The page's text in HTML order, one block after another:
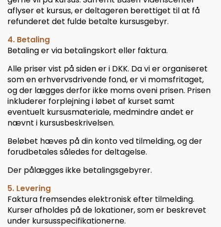
aflyser et kursus, er deltageren berettiget til at få
refunderet det fulde betalte kursusgebyr.
4. Betaling
Betaling er via betalingskort eller faktura.
Alle priser vist på siden er i DKK. Da vi er organiseret
som en erhvervsdrivende fond, er vi momsfritaget,
og der lægges derfor ikke moms oveni prisen. Prisen
inkluderer forplejning i løbet af kurset samt
eventuelt kursusmateriale, medmindre andet er
nævnt i kursusbeskrivelsen.
Beløbet hæves på din konto ved tilmelding, og der
forudbetales således for deltagelse.
Der pålægges ikke betalingsgebyrer.
5. Levering
Faktura fremsendes elektronisk efter tilmelding.
Kurser afholdes på de lokationer, som er beskrevet
under kursusspecifikationerne.